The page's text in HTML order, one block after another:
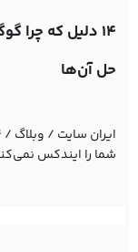
14 دلیل که چرا
حل آن‌ها
ایران سایت / وبلاگ /
شما را ایندکس